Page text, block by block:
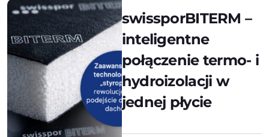
swissporBITERM –
inteligentne
połączenie termo- i
hydroizolacji w
jednej płycie